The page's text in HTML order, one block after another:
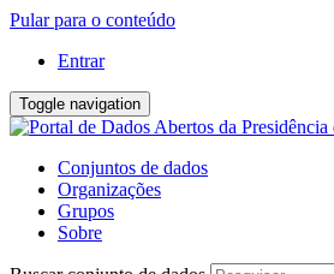
Pular para o conteúdo
Entrar
Toggle navigation
Conjuntos de dados
Organizações
Grupos
Sobre